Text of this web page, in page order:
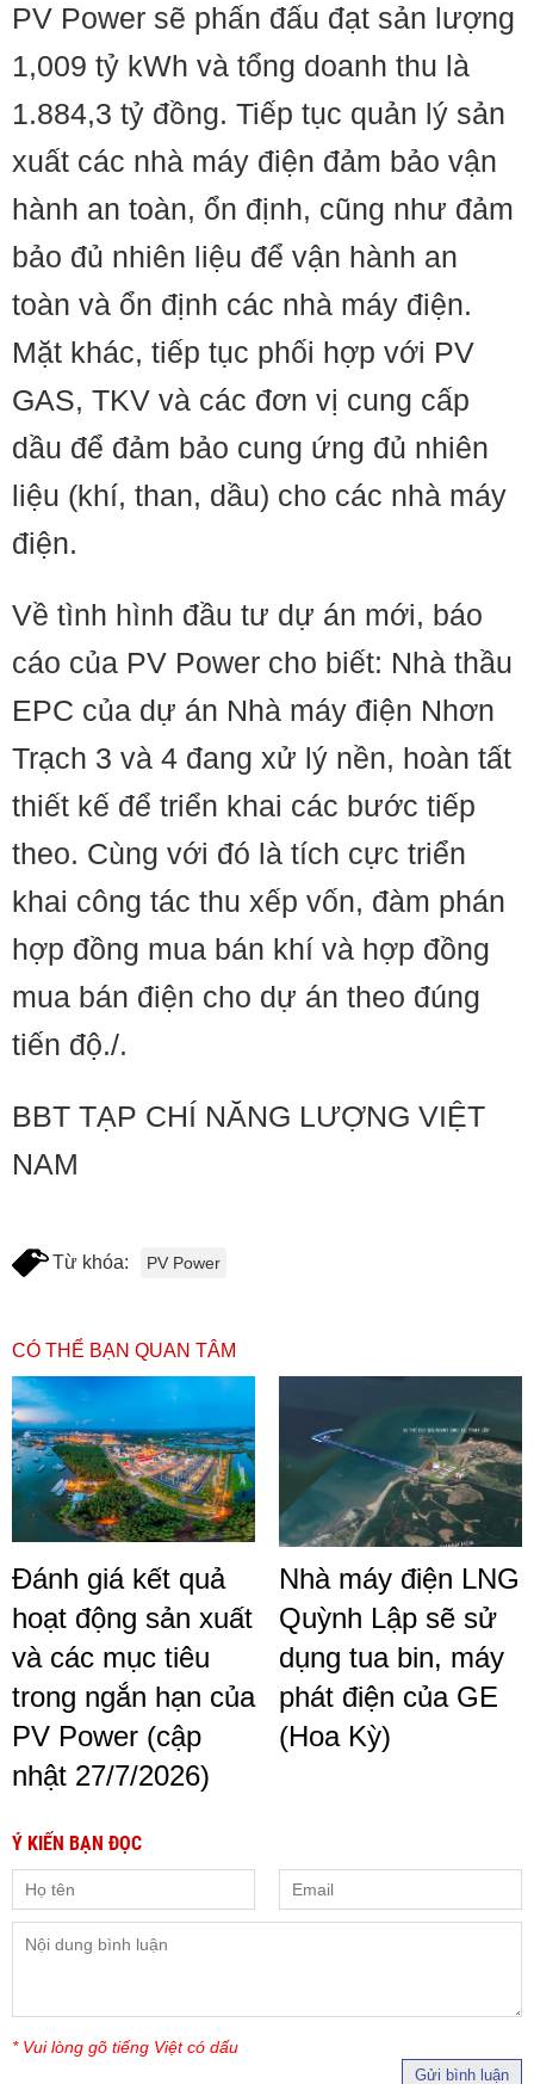
PV Power sẽ phấn đấu đạt sản lượng
1,009 tỷ kWh và tổng doanh thu là
1.884,3 tỷ đồng. Tiếp tục quản lý sản
xuất các nhà máy điện đảm bảo vận
hành an toàn, ổn định, cũng như đảm
bảo đủ nhiên liệu để vận hành an
toàn và ổn định các nhà máy điện.
Mặt khác, tiếp tục phối hợp với PV
GAS, TKV và các đơn vị cung cấp
dầu để đảm bảo cung ứng đủ nhiên
liệu (khí, than, dầu) cho các nhà máy
điện.
Về tình hình đầu tư dự án mới, báo
cáo của PV Power cho biết: Nhà thầu
EPC của dự án Nhà máy điện Nhơn
Trạch 3 và 4 đang xử lý nền, hoàn tất
thiết kế để triển khai các bước tiếp
theo. Cùng với đó là tích cực triển
khai công tác thu xếp vốn, đàm phán
hợp đồng mua bán khí và hợp đồng
mua bán điện cho dự án theo đúng
tiến độ./.
BBT TẠP CHÍ NĂNG LƯỢNG VIỆT
NAM
Từ khóa: PV Power
CÓ THỂ BẠN QUAN TÂM
Đánh giá kết quả
hoạt động sản xuất
và các mục tiêu
trong ngắn hạn của
PV Power (cập
nhật 27/7/2026)
Nhà máy điện LNG
Quỳnh Lập sẽ sử
dụng tua bin, máy
phát điện của GE
(Hoa Kỳ)
Ý KIẾN BẠN ĐỌC
* Vui lòng gõ tiếng Việt có dấu
Gửi bình luận